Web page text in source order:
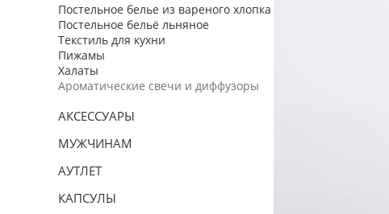
Постельное белье из вареного хлопка
Постельное бельё льняное
Текстиль для кухни
Пижамы
Халаты
Ароматические свечи и диффузоры
АКСЕССУАРЫ
МУЖЧИНАМ
АУТЛЕТ
КАПСУЛЫ